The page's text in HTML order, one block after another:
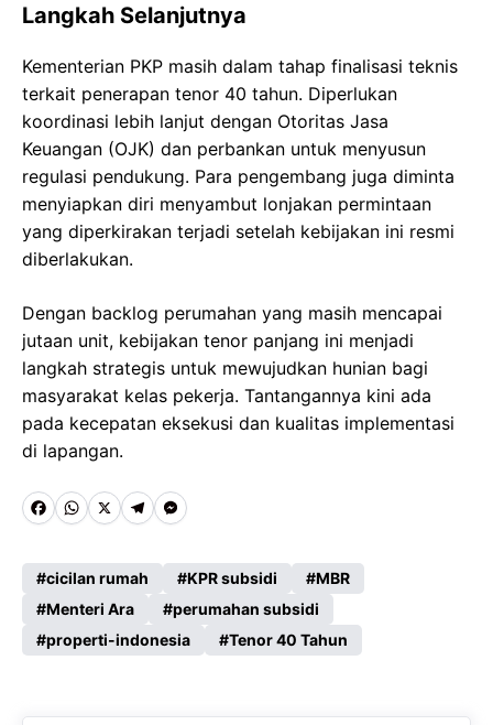
Langkah Selanjutnya
Kementerian PKP masih dalam tahap finalisasi teknis
terkait penerapan tenor 40 tahun. Diperlukan
koordinasi lebih lanjut dengan Otoritas Jasa
Keuangan (OJK) dan perbankan untuk menyusun
regulasi pendukung. Para pengembang juga diminta
menyiapkan diri menyambut lonjakan permintaan
yang diperkirakan terjadi setelah kebijakan ini resmi
diberlakukan.
Dengan backlog perumahan yang masih mencapai
jutaan unit, kebijakan tenor panjang ini menjadi
langkah strategis untuk mewujudkan hunian bagi
masyarakat kelas pekerja. Tantangannya kini ada
pada kecepatan eksekusi dan kualitas implementasi
di lapangan.
F
c
e
b
W
a
t
s
X T
l
e
g
M
s
s
e
cicilan rumah KPR subsidi
MBR
Menteri Ara
perumahan subsidi
properti-indonesia
Tenor 40 Tahun